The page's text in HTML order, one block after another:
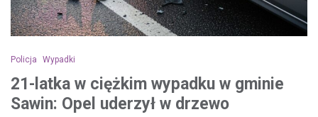
Policja Wypadki
21-latka w ciężkim wypadku w gminie
Sawin: Opel uderzył w drzewo